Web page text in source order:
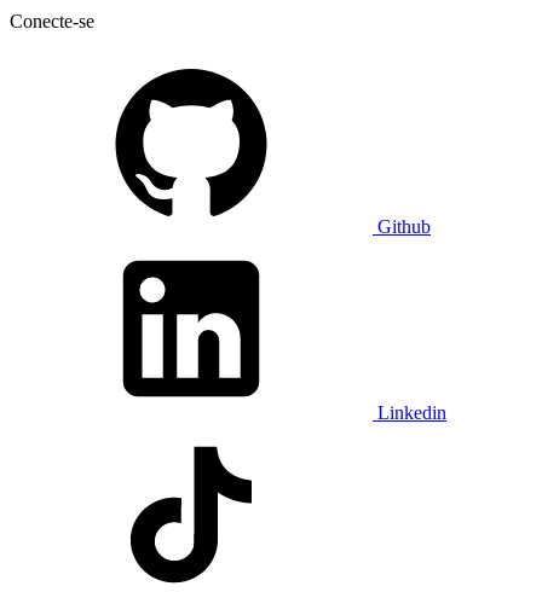
Conecte-se
Github
Linkedin